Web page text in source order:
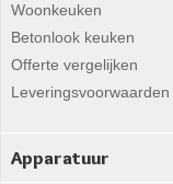
Woonkeuken
Betonlook keuken
Offerte vergelijken
Leveringsvoorwaarden
Apparatuur